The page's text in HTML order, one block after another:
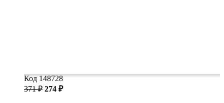
Код 148728
371 ₽ 274 ₽